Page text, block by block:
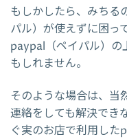
もしかしたら、みちる
パル）が使えずに困っ
paypal（ペイパル）の
もしれません。
そのような場合は、当
連絡をしても解決でき
ぐ実のお店で利用し